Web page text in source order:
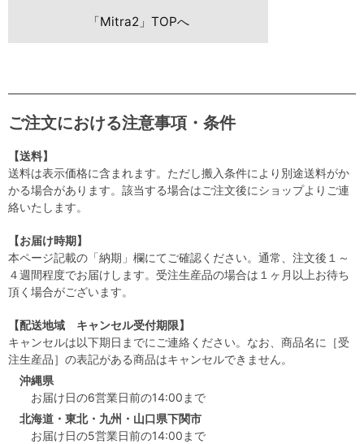
「Mitra2」TOPへ
ご注文における注意事項・条件
【送料】
送料は表示価格に含まれます。ただし搬入条件により別途送料がか
かる場合があります。該当する場合はご注文後にショップよりご連
絡いたします。
【お届け時期】
本ページ記載の「納期」欄にてご確認ください。通常、注文後１～
４週間程度でお届けします。受注生産品の場合は１ヶ月以上お待ち
頂く場合がございます。
【配送地域 キャンセル受付期限】
キャンセルは以下期日までにご連絡ください。なお、商品名に［受
注生産品］の表記がある商品はキャンセルできません。
沖縄県
お届け日の6営業日前の14:00まで
北海道・東北・九州・山口県下関市
お届け日の5営業日前の14:00まで